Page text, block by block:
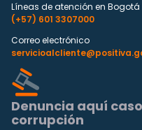
Líneas de atención en Bogotá
(+57) 601 3307000
Correo electrónico
Denuncia aquí
corrupción